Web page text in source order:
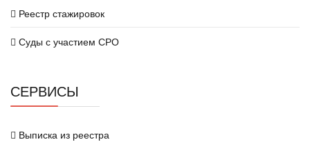
Реестр стажировок
Суды с участием СРО
СЕРВИСЫ
Выписка из реестра